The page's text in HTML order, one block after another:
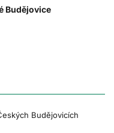
Budějovice
Budějovicích